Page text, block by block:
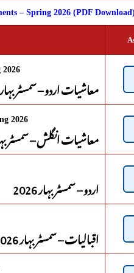
– Spring 2026 (PDF Download)
معاشیات اردو – سمسٹر بہار
2026
معاشیات انگلش – سمسٹر بہار
اردو – سمسٹر بہار 2026
اقبالیات – سمسٹر بہار 2026